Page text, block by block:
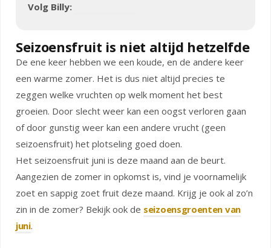
Volg Billy:
Seizoensfruit is niet altijd hetzelfde
De ene keer hebben we een koude, en de andere keer
een warme zomer. Het is dus niet altijd precies te
zeggen welke vruchten op welk moment het best
groeien. Door slecht weer kan een oogst verloren gaan
of door gunstig weer kan een andere vrucht (geen
seizoensfruit) het plotseling goed doen.
Het seizoensfruit juni is deze maand aan de beurt.
Aangezien de zomer in opkomst is, vind je voornamelijk
zoet en sappig zoet fruit deze maand. Krijg je ook al zo’n
zin in de zomer? Bekijk ook de seizoensgroenten van
juni.